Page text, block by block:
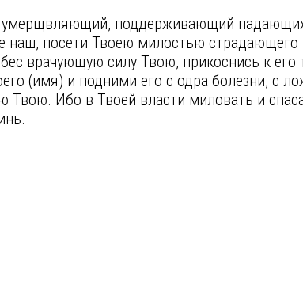
поддерживающий
посети Твоею милостью
врачующую силу Твою, прикоснись к его
(имя) и подними его с одра болезни, с
Ибо в Твоей власти миловать и